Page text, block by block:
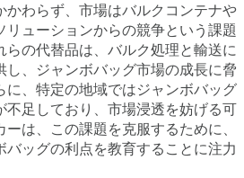
かわらず、市場はバルクコンテナや
リューションからの競争という課題
らの代替品は、バルク処理と輸送に
し、ジャンボバッグ市場の成長に脅
に、特定の地域ではジャンボバッグ
不足しており、市場浸透を妨げる可
は、この課題を克服するために、
バッグの利点を教育することに注力